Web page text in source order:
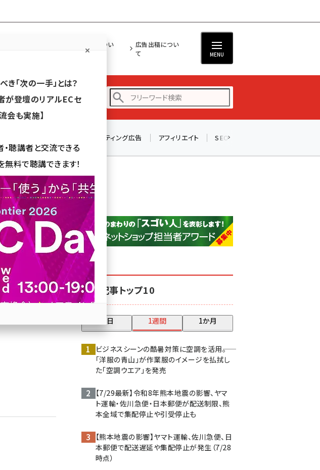
ネッ担につい
広告出稿につい
て
MENU
ナー／イベント から探す
アスクル (1118)
base (1071)
リスティング広告 アフィリエイト SEO
人気記事トップ10
昨日 1週間 1か月
ビジネスシーンの酷暑対策に空調を活用――。
「洋服の青山」が作業服のイメージを払拭し
た「空調ウエア」を発売
【7/29最新】令和8年熊本地震の影響、ヤマ
ト運輸・佐川急便・日本郵便が配送制限、熊
本全域で集配停止や引受停止も
【熊本地震の影響】ヤマト運輸、佐川急便、日
本郵便で配送遅延や集配停止が発生（7/28
時点）
「次の一手」とは？
が登壇のリアルECセ
会も実施】
・聴講者と交流できる
料で聴講できます！